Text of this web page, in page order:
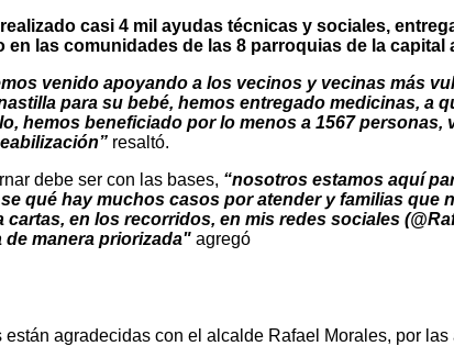
casi 4 mil ayudas técnicas y sociales,
las comunidades de las 8 parroquias de la capital
venido apoyando a los vecinos y vecinas más
para su bebé, hemos entregado medicinas, a
hemos beneficiado por lo menos a 1567
resaltó.
debe ser con las bases, “nosotros estamos aquí
qué hay muchos casos por atender y familias que
en los recorridos, en mis redes sociales
manera priorizada" agregó
agradecidas con el alcalde Rafael Morales, por